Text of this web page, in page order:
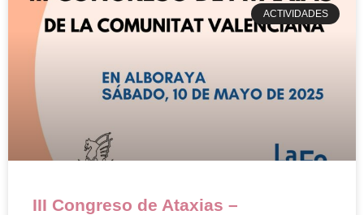
ACTIVIDADES
III Congreso de Ataxias –